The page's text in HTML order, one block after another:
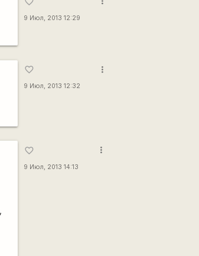
9 Июл, 2013 12:29
favorite_border
9 Июл, 2013 12:32
more_vert
favorite_border
9 Июл, 2013 14:13
more_vert